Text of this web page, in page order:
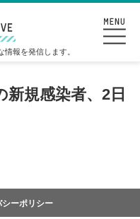
報を発信します。
新規感染者、2日
シーポリシー